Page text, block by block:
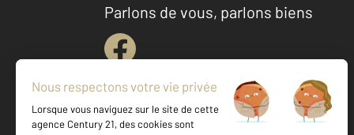
Parlons de vous, parlons biens